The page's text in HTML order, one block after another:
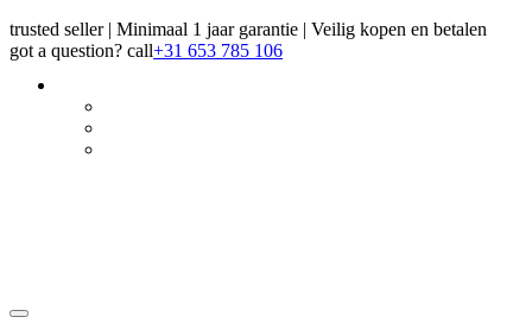
trusted seller | Minimaal 1 jaar garantie | Veilig kopen en betalen
got a question? call+31 653 785 106